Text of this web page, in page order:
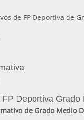
de FP Deportiva de
FP Deportiva
de Grado Medio